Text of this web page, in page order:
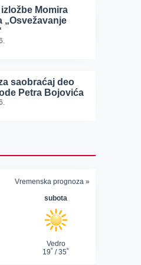
Momira
„Osvežavanje
saobraćaj deo
Petra Bojovića